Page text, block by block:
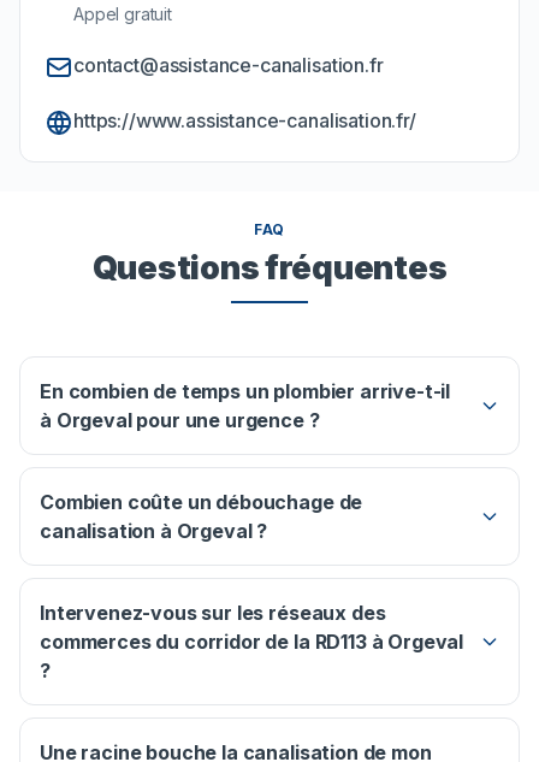
Appel gratuit
contact@assistance-canalisation.fr
https://www.assistance-canalisation.fr/
FAQ
Questions fréquentes
En combien de temps un plombier arrive-t-il
à Orgeval pour une urgence ?
Combien coûte un débouchage de
canalisation à Orgeval ?
Intervenez-vous sur les réseaux des
commerces du corridor de la RD113 à Orgeval
?
Une racine bouche la canalisation de mon